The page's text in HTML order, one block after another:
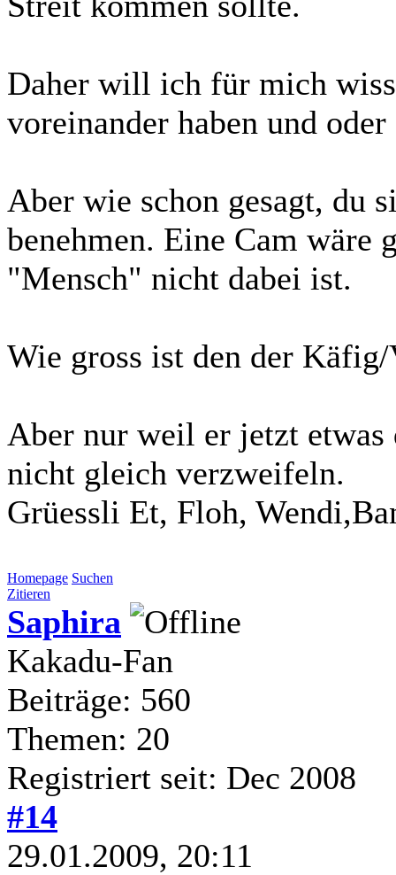
Daher will ich für mich
voreinander haben und
Aber wie schon gesagt, du
benehmen. Eine Cam wäre
"Mensch" nicht dabei ist.
Wie gross ist den der
Aber nur weil er jetzt
nicht gleich verzweifeln.
Grüessli Et, Floh,
Homepage Suchen
Zitieren
Saphira
Kakadu-Fan
Beiträge: 560
Themen: 20
Registriert seit: Dec 2008
#14
29.01.2009, 20:11